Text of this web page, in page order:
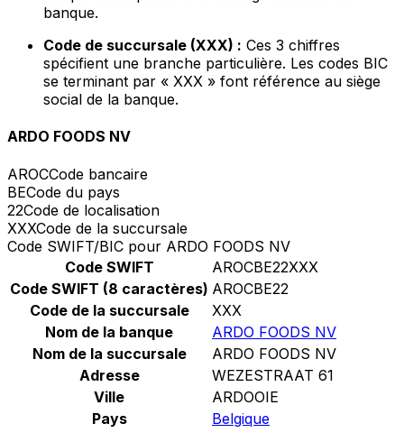
banque.
Code de succursale (XXX) : Ces 3 chiffres
spécifient une branche particulière. Les codes BIC
se terminant par « XXX » font référence au siège
social de la banque.
ARDO FOODS NV
AROCCode bancaire
BECode du pays
22Code de localisation
XXXCode de la succursale
Code SWIFT/BIC pour ARDO FOODS NV
Code SWIFT
AROCBE22XXX
Code SWIFT (8 caractères) AROCBE22
Code de la succursale
XXX
Nom de la banque
ARDO FOODS NV
Nom de la succursale
ARDO FOODS NV
Adresse
WEZESTRAAT 61
Ville
ARDOOIE
Pays
Belgique